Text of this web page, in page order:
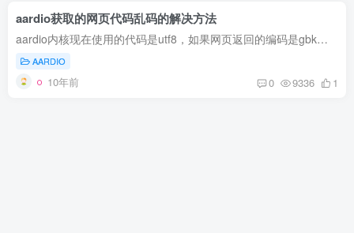
aardio获取的网页代码乱码的解决方法
aardio内核现在使用的代码是utf8，如果网页返回的编码是gbk的，显示出来就是乱码。 解决方法：r=string.fromto(r,936,65001);//GBK转UTF8 其中936是GBK的代码页，65001是utf8的代码页。 aardio...
AARDIO
10年前 0 9336 1